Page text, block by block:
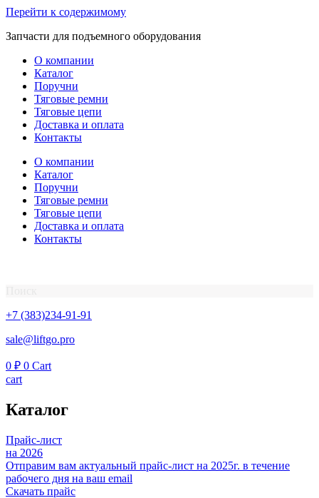
Перейти к содержимому
Запчасти для подъемного оборудования
О компании
Каталог
Поручни
Тяговые ремни
Тяговые цепи
Доставка и оплата
Контакты
О компании
Каталог
Поручни
Тяговые ремни
Тяговые цепи
Доставка и оплата
Контакты
+7 (383)234-91-91
sale@liftgo.pro
0 ₽ 0 Cart
cart
Каталог
Прайс-лист
на 2026
Отправим вам актуальный прайс-лист на 2025г. в течение
рабочего дня на ваш email
Скачать прайс